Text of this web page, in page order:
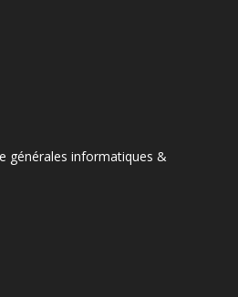
générales informatiques &